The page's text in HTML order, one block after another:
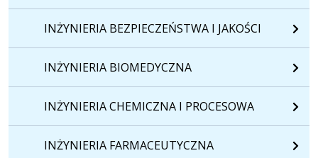
INŻYNIERIA BEZPIECZEŃSTWA I JAKOŚCI
INŻYNIERIA BIOMEDYCZNA
INŻYNIERIA CHEMICZNA I PROCESOWA
INŻYNIERIA FARMACEUTYCZNA